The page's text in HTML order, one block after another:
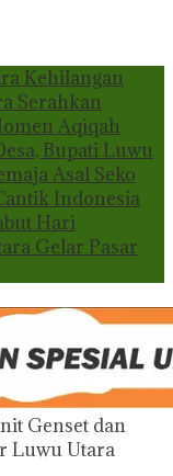
Kehilangan
Serahkan
Aqiqah
Bupati Luwu
Asal Seko
Indonesia
Hari
Gelar Pasar
Genset dan
Luwu Utara